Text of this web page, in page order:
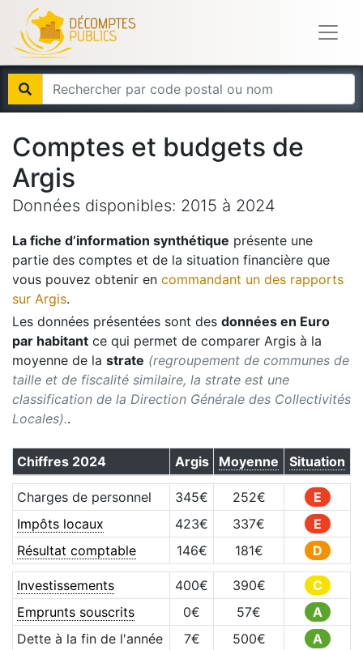
Comptes et budgets de
Argis
Données disponibles: 2015 à 2024
La fiche d’information synthétique présente une
partie des comptes et de la situation financière que
vous pouvez obtenir en commandant un des rapports
sur Argis.
Les données présentées sont des données en Euro
par habitant ce qui permet de comparer Argis à la
moyenne de la strate (regroupement de communes de
taille et de fiscalité similaire, la strate est une
classification de la Direction Générale des Collectivités
Locales)..
Chiffres 2024 Argis Moyenne Situation
Charges de personnel 345€ 252€
E
Impôts locaux
423€ 337€
E
Résultat comptable
146€ 181€ D
Investissements 400€ 390€
C
Emprunts souscrits
0€ 57€
A
Dette à la fin de l'année
7€ 500€ A